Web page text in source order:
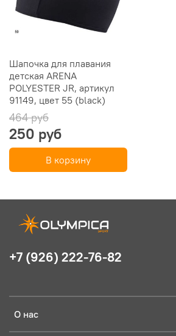
Шапочка для плавания
детская ARENA
POLYESTER JR, артикул
91149, цвет 55 (black)
464 руб
250 руб
В корзину
О нас
+7 (926) 222-76-82